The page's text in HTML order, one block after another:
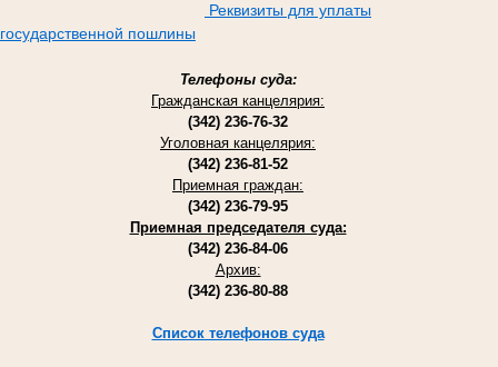
Реквизиты для уплаты
государственной пошлины
Телефоны суда:
Гражданская канцелярия:
(342) 236-76-32
Уголовная канцелярия:
(342) 236-81-52
Приемная граждан:
(342) 236-79-95
Приемная председателя суда:
(342) 236-84-06
Архив:
(342) 236-80-88
Список телефонов суда